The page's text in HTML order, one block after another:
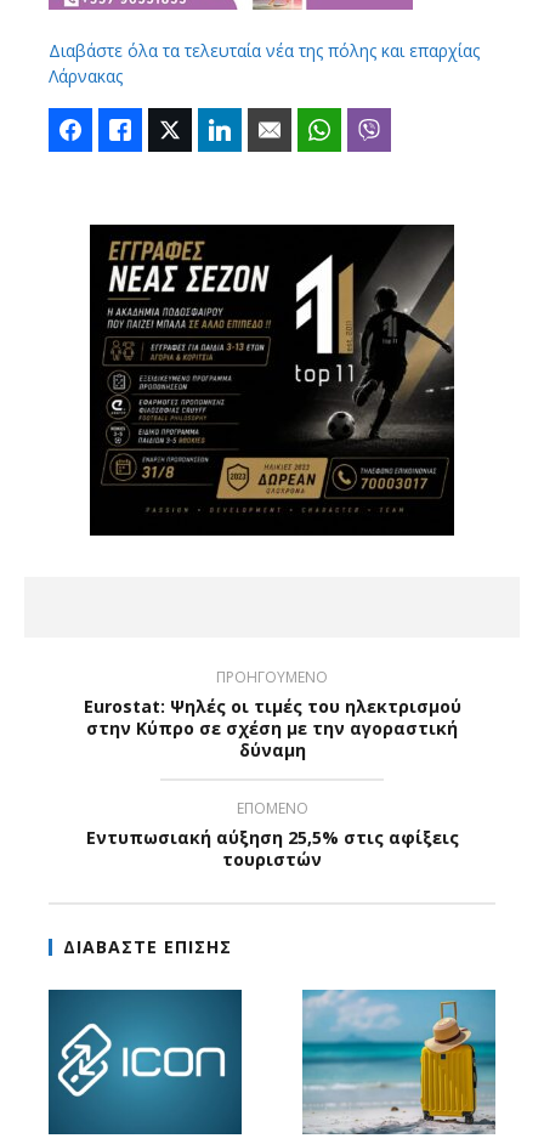
Διαβάστε όλα τα τελευταία νέα της πόλης και επαρχίας
Λάρνακας
FacebookLike Twitter LinkedIn Email WhatsApp
ΠΡΟΗΓΟΥΜΕΝΟ
Eurostat: Ψηλές οι τιμές του ηλεκτρισμού
στην Κύπρο σε σχέση με την αγοραστική
δύναμη
ΕΠΟΜΕΝΟ
Εντυπωσιακή αύξηση 25,5% στις αφίξεις
τουριστών
ΔΙΑΒΑΣΤΕ ΕΠΙΣΗΣ